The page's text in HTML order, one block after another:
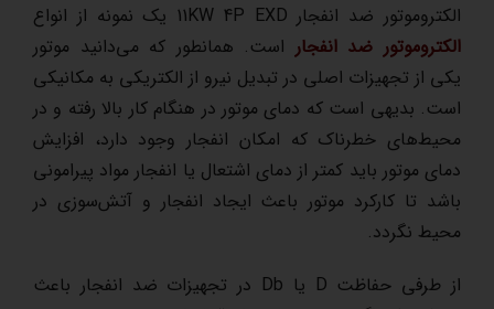
الکتروموتور ضد انفجار 11KW 4P EXD یک نمونه از انواع
الکتروموتور ضد انفجار است. همانطور که می‌دانید موتور
یکی از تجهیزات اصلی در تبدیل نیرو از الکتریکی به مکانیکی
است. بدیهی است که دمای موتور در هنگام کار بالا رفته و در
محیط‌های خطرناک که امکان انفجار وجود دارد، افزایش
دمای موتور باید کمتر از دمای اشتعال یا انفجار مواد پیرامونی
باشد تا کارکرد موتور باعث ایجاد انفجار و آتش‌سوزی در
محیط نگردد.
از طرفی حفاظت D یا Db در تجهیزات ضد انفجار باعث